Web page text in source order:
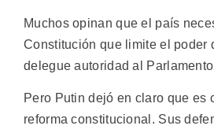
Muchos opinan que el país
Constitución que limite el poder
delegue autoridad al
Pero Putin dejó en claro que es
reforma constitucional. Sus